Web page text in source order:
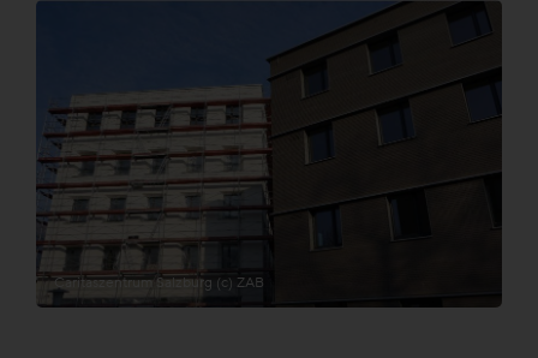
Caritaszentrum Salzburg (c) ZAB